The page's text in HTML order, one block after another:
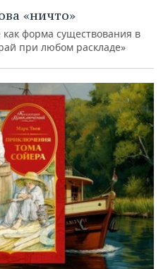
«ничто»
форма существования в
при любом раскладе»